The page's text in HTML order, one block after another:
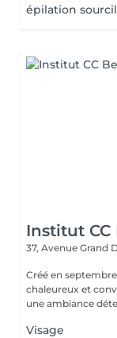
épilation
Institut CC
37, Avenue Grand
Créé en
chaleureux et
une ambiance
Visage